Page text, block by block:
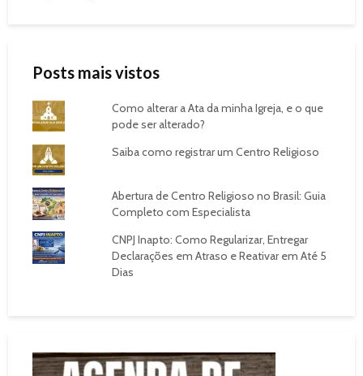
Posts mais vistos
Como alterar a Ata da minha Igreja, e o que
pode ser alterado?
Saiba como registrar um Centro Religioso
Abertura de Centro Religioso no Brasil: Guia
Completo com Especialista
CNPJ Inapto: Como Regularizar, Entregar
Declarações em Atraso e Reativar em Até 5
Dias